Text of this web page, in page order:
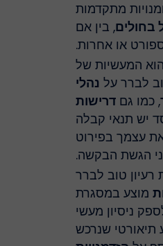
מתקדמות
, בין אם
או אחרות.
המעשיות של
עלנהלי
גםדרישות
תנאי קבלה
עצמך בפירוט
הגשת הבקשה.
טוב לברר
במסגרת
ניסיון מעשי
שנרכש